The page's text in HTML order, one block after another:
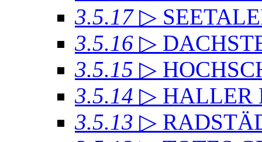
3.5.17 ▷
3.5.16 ▷
3.5.15 ▷
3.5.14 ▷ HALLER
3.5.13 ▷